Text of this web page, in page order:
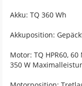
Akku: TQ 360 Wh
Akkuposition:
Motor: TQ HPR60,
350 W